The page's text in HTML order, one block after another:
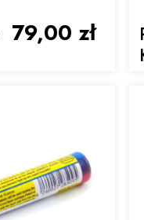
79,00 zł